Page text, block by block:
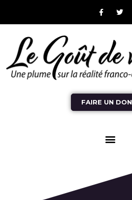
FAIRE UN DON